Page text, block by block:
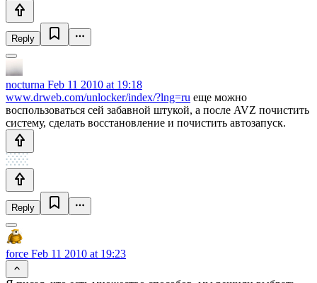
Reply
nocturna Feb 11 2010 at 19:18
www.drweb.com/unlocker/index/?lng=ru еще можно
воспользоваться сей забавной штукой, а после AVZ почистить
систему, сделать восстановление и почистить автозапуск.
Reply
force Feb 11 2010 at 19:23